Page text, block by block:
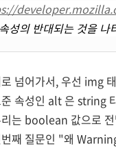
성의 반대되는 것을
넘어가서, 우선 img
속성인 alt 은 string
는 boolean 값으로
째 질문인 "왜